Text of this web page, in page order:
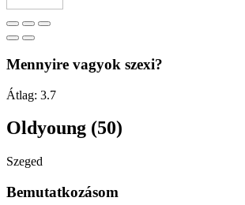
Mennyire vagyok szexi?
Átlag: 3.7
Oldyoung (50)
Szeged
Bemutatkozásom